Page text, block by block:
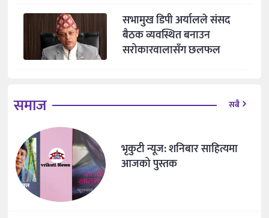
सभामुख डिपी अर्यालले संसद
बैठक व्यवस्थित बनाउन
सरोकारवालासँग छलफल
समाज सबै
भृकुटी न्यूज: शनिबार साहित्यमा
आजको पुस्तक